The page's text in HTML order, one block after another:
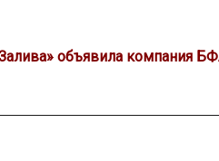
объявила компания